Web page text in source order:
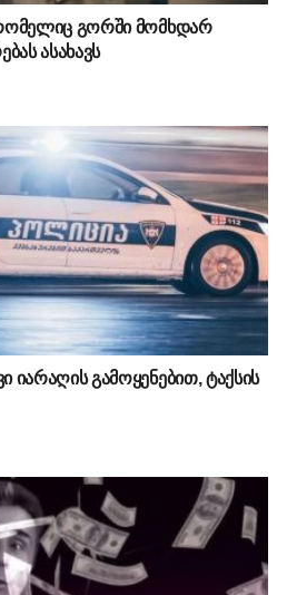
გორში მომხდარ
ასახავს
გამოყენებით, ტაქსის